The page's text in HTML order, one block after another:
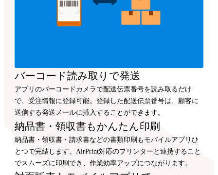
バーコード読み取りで発送
アプリのバーコードカメラで配送伝票番号を読み取るだけ
で、受注情報に登録可能。登録した配送伝票番号は、顧客に
送信する発送メールに挿入することができます。
納品書・領収書もかんたん印刷
納品書・領収書・請求書などの書類印刷もモバイルアプリひ
とつで完結します。AirPrint対応のプリンターと連携すること
でスムーズに印刷でき、作業効率アップにつながります。